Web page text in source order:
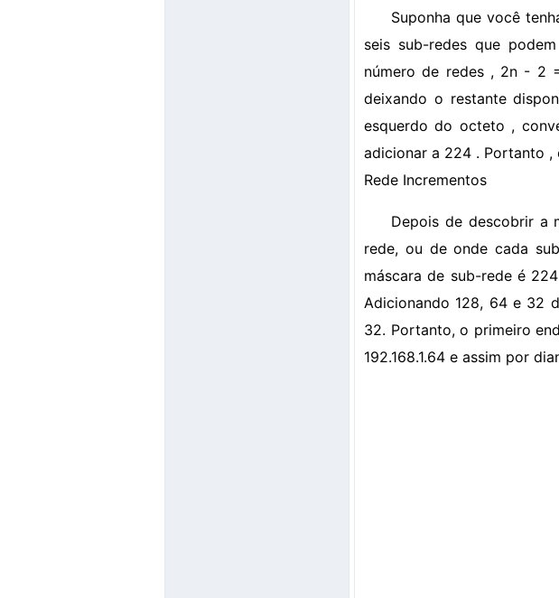
Suponha que você
seis sub-redes que
número de redes , 2n - 2
deixando o restante
esquerdo do octeto ,
adicionar a 224 . Portanto ,
Rede Incrementos
Depois de descobrir a
rede, ou de onde cada
máscara de sub-rede é
Adicionando 128, 64 e 32
32. Portanto, o primeiro
192.168.1.64 e assim por